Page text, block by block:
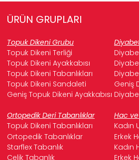
ÜRÜN GRUPLARI
Topuk Dikeni Grubu
Topuk Dikeni Terliği
Topuk Dikeni Ayakkabısı
Topuk Dikeni Tabanlıkları
Topuk Dikeni Sandaleti
Geniş
Geniş Topuk Dikeni Ayakkabısı
Ortopedik Deri Tabanlıklar
Hac
Topuk Dikeni Tabanlıkları
Kadın
Ortopedik Tabanlıklar
Erkek
Starflex Tabanlık
Kadın
Çelik Tabanlık
Erkek